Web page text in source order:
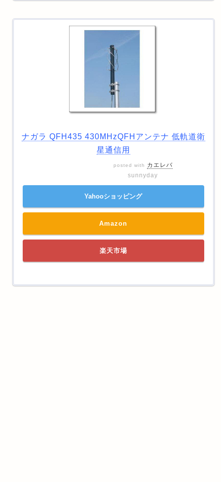
ナガラ QFH435 430MHzQFHアンテナ 低軌道衛
星通信用
posted with
カエレバ
sunnyday
Yahooショッピング
Amazon
楽天市場